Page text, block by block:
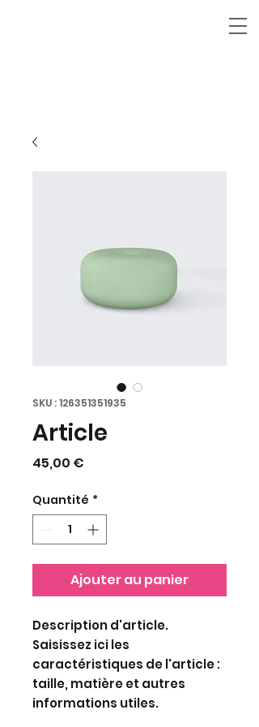
SKU : 126351351935
Article
45,00 €
Quantité *
Ajouter au panier
Description d'article.
Saisissez ici les
caractéristiques de l'article :
taille, matière et autres
informations utiles.